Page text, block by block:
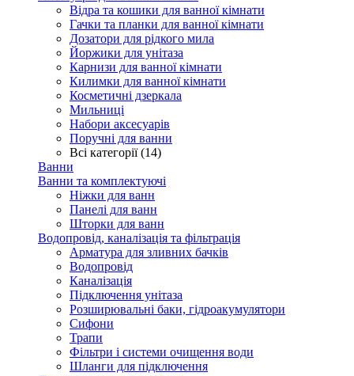
Відра та кошики для ванної кімнати
Гачки та планки для ванної кімнати
Дозатори для рідкого мила
Йоржики для унітаза
Карнизи для ванної кімнати
Килимки для ванної кімнати
Косметичні дзеркала
Мильниці
Набори аксесуарів
Поручні для ванни
Всі категорії (14)
Ванни
Ванни та комплектуючі
Ніжки для ванн
Панелі для ванн
Шторки для ванн
Водопровід, каналізація та фільтрація
Арматура для зливних бачків
Водопровід
Каналізація
Підключення унітаза
Розширювальні баки, гідроакумулятори
Сифони
Трапи
Фільтри і системи очищення води
Шланги для підключення